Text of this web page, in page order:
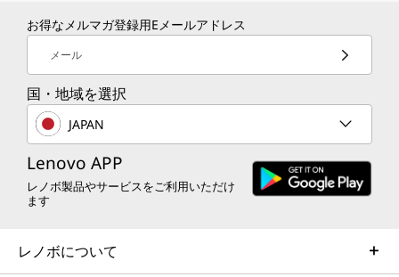
お得なメルマガ登録用Eメールアドレス
メール
国・地域を選択
JAPAN
Lenovo APP
レノボ製品やサービスをご利用いただけ
ます
レノボについて